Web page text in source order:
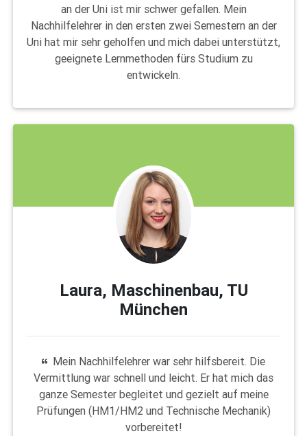
an der Uni ist mir schwer gefallen. Mein
Nachhilfelehrer in den ersten zwei Semestern an der
Uni hat mir sehr geholfen und mich dabei unterstützt,
geeignete Lernmethoden fürs Studium zu
entwickeln.
Laura, Maschinenbau, TU
München
Mein Nachhilfelehrer war sehr hilfsbereit. Die
Vermittlung war schnell und leicht. Er hat mich das
ganze Semester begleitet und gezielt auf meine
Prüfungen (HM1/HM2 und Technische Mechanik)
vorbereitet!